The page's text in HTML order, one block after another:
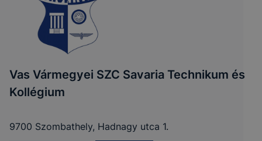
Vas Vármegyei SZC Savaria Technikum és
Kollégium
9700 Szombathely, Hadnagy utca 1.